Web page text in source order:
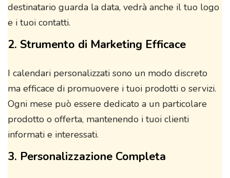
destinatario guarda la data, vedrà anche il tuo logo
e i tuoi contatti.
2. Strumento di Marketing Efficace
I calendari personalizzati sono un modo discreto
ma efficace di promuovere i tuoi prodotti o servizi.
Ogni mese può essere dedicato a un particolare
prodotto o offerta, mantenendo i tuoi clienti
informati e interessati.
3. Personalizzazione Completa